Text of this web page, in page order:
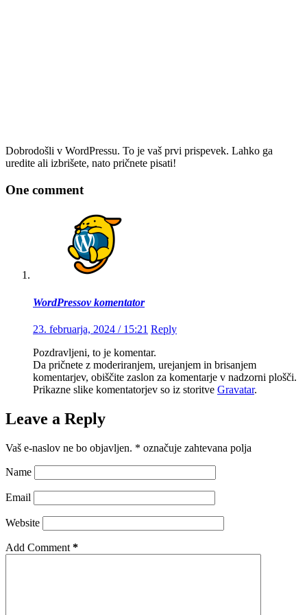
Dobrodošli v WordPressu. To je vaš prvi prispevek. Lahko ga
uredite ali izbrišete, nato pričnete pisati!
One comment
WordPressov komentator
23. februarja, 2024 / 15:21 Reply
Pozdravljeni, to je komentar.
Da pričnete z moderiranjem, urejanjem in brisanjem
komentarjev, obiščite zaslon za komentarje v nadzorni plošči.
Prikazne slike komentatorjev so iz storitve Gravatar.
Leave a Reply
Vaš e-naslov ne bo objavljen. * označuje zahtevana polja
Name
Email
Website
Add Comment *